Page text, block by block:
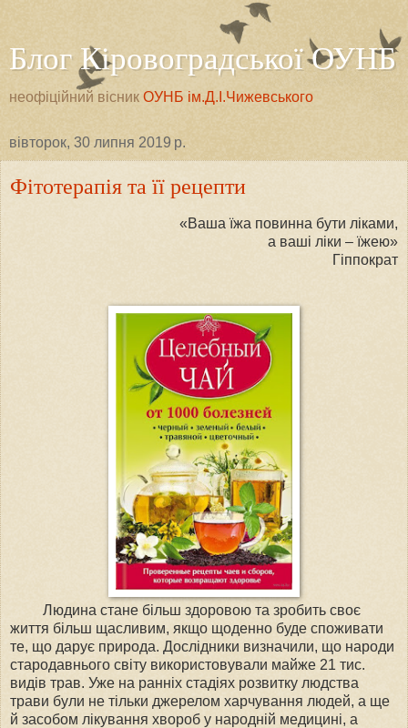
Блог Кіровоградської ОУНБ
неофіційний вісник ОУНБ ім.Д.І.Чижевського
вівторок, 30 липня 2019 р.
Фітотерапія та її рецепти
«Ваша їжа повинна бути ліками,
а ваші ліки – їжею»
Гіппократ
Людина стане більш здоровою та зробить своє
життя більш щасливим, якщо щоденно буде споживати
те, що дарує природа. Дослідники визначили, що народи
стародавнього світу використовували майже 21 тис.
видів трав. Уже на ранніх стадіях розвитку людства
трави були не тільки джерелом харчування людей, а ще
й засобом лікування хвороб у народній медицині, а